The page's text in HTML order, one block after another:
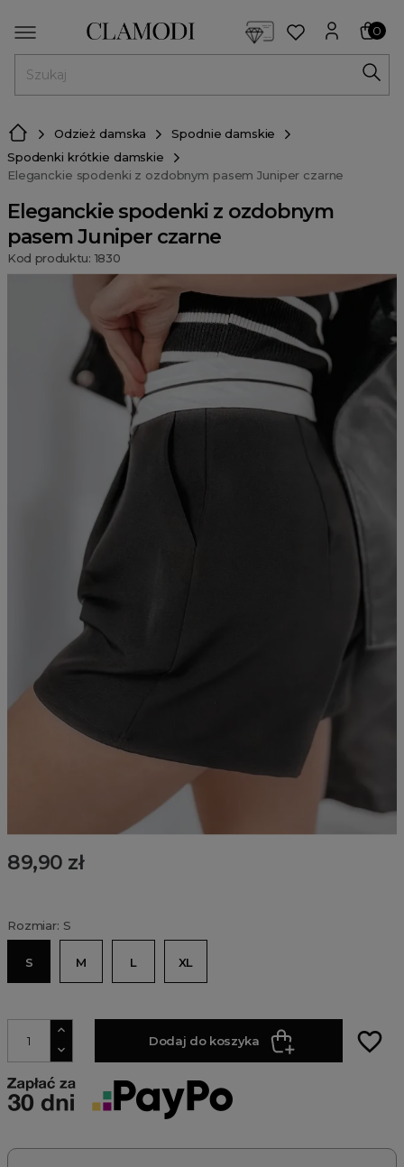
0
Odzież damska
Spodnie damskie
Spodenki krótkie damskie
Eleganckie spodenki z ozdobnym pasem Juniper czarne
Eleganckie spodenki z ozdobnym
pasem Juniper czarne
Kod produktu: 1830
89,90 zł
Rozmiar: S
S M L XL
Dodaj do koszyka favorite_border